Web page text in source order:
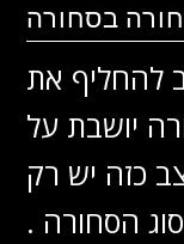
בסחורה
להחליף את
יושבת על
כזה יש רק
הסחורה .